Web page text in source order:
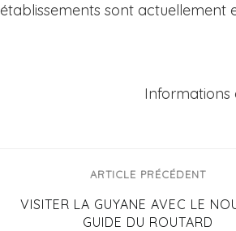
établissements sont actuellement
Informations
ARTICLE PRÉCÉDENT
VISITER LA GUYANE AVEC LE
GUIDE DU ROUTARD